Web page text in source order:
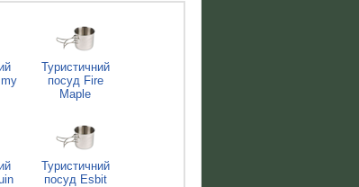
Туристичний
посуд Fire
Maple
Туристичний
посуд Esbit